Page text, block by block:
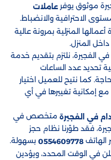
موثوق يوفر عاملات
الاحترافية والانضباط.
المنزلية بمرونة عالية
المنزل.
في الفجيرة، نلتزم بتقديم خدمة
تحديد عدد الساعات
كما نتيح للعميل اختيار
مع إمكانية تغييرها في أي
في الفجيرة متخصص في
فقد طوّرنا نظام حجز
الهاتف 0554609778 بسهولة.
في الوقت المحدد، ويؤدين